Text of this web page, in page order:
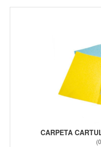
CARPETA
(